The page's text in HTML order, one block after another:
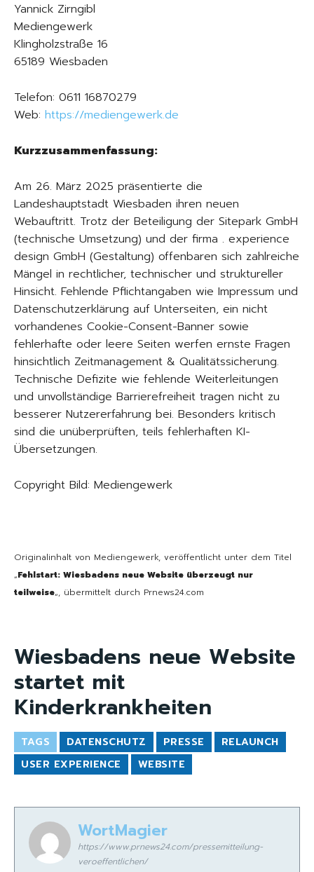
Yannick Zirngibl
Mediengewerk
Klingholzstraße 16
65189 Wiesbaden
Telefon: 0611 16870279
Web: https://mediengewerk.de
Kurzzusammenfassung:
Am 26. März 2025 präsentierte die
Landeshauptstadt Wiesbaden ihren neuen
Webauftritt. Trotz der Beteiligung der Sitepark GmbH
(technische Umsetzung) und der firma . experience
design GmbH (Gestaltung) offenbaren sich zahlreiche
Mängel in rechtlicher, technischer und struktureller
Hinsicht. Fehlende Pflichtangaben wie Impressum und
Datenschutzerklärung auf Unterseiten, ein nicht
vorhandenes Cookie-Consent-Banner sowie
fehlerhafte oder leere Seiten werfen ernste Fragen
hinsichtlich Zeitmanagement & Qualitätssicherung.
Technische Defizite wie fehlende Weiterleitungen
und unvollständige Barrierefreiheit tragen nicht zu
besserer Nutzererfahrung bei. Besonders kritisch
sind die unüberprüften, teils fehlerhaften KI-
Übersetzungen.
Copyright Bild: Mediengewerk
Originalinhalt von Mediengewerk, veröffentlicht unter dem Titel
„Fehlstart: Wiesbadens neue Website überzeugt nur
teilweise„, übermittelt durch Prnews24.com
Wiesbadens neue Website
startet mit
Kinderkrankheiten
TAGS DATENSCHUTZ PRESSE
RELAUNCH
USER EXPERIENCE
WEBSITE
WortMagier
https://www.prnews24.com/pressemitteilung-
veroeffentlichen/